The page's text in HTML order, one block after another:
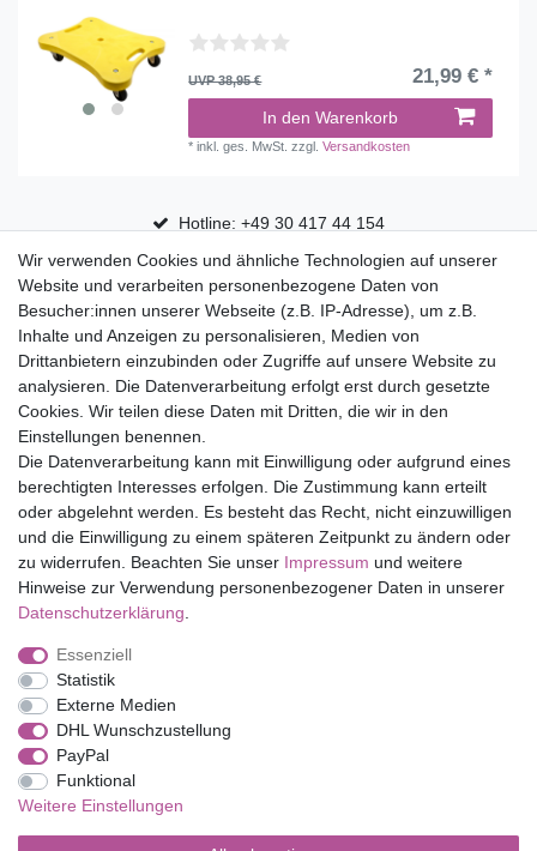
UVP 38,95 € 21,99 € *
In den Warenkorb
*inkl. ges. MwSt. zzgl.Versandkosten
Hotline: +49 30 417 44 154
30 Tage Rückgaberecht
Versandfrei ab 75 € in Deutschland
Top Marken
Eduplay
Folia Bringmann
Shop
Mein Konto
Service
Versandkosten
Impressum
Barrierefreiheitserklärung
Vertrag widerrufen
Wir verwenden Cookies und ähnliche Technologien auf unserer
Website und verarbeiten personenbezogene Daten von
Besucher:innen unserer Webseite (z.B. IP-Adresse), um z.B.
Inhalte und Anzeigen zu personalisieren, Medien von
Drittanbietern einzubinden oder Zugriffe auf unsere Website zu
analysieren. Die Datenverarbeitung erfolgt erst durch gesetzte
Cookies. Wir teilen diese Daten mit Dritten, die wir in den
Einstellungen benennen.
Die Datenverarbeitung kann mit Einwilligung oder aufgrund eines
berechtigten Interesses erfolgen. Die Zustimmung kann erteilt
oder abgelehnt werden. Es besteht das Recht, nicht einzuwilligen
und die Einwilligung zu einem späteren Zeitpunkt zu ändern oder
zu widerrufen. Beachten Sie unser Impressum und weitere
Hinweise zur Verwendung personenbezogener Daten in unserer
Daten­schutz­erklärung
Essenziell
Statistik
Externe Medien
DHL Wunschzustellung
PayPal
Funktional
Weitere Einstellungen